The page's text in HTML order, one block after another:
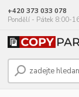
+420 373 033 078
Pondělí - Pátek 8:00-